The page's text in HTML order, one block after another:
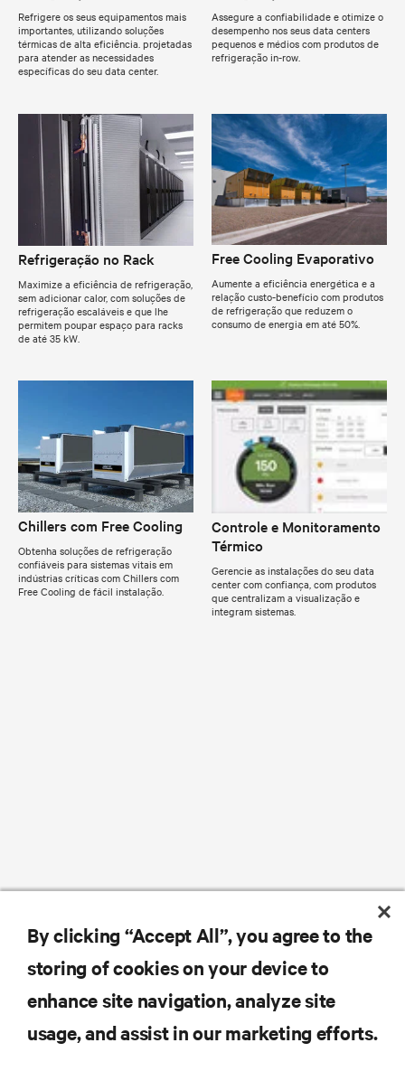
Refrigere os seus equipamentos mais
importantes, utilizando soluções
térmicas de alta eficiência. projetadas
para atender as necessidades
específicas do seu data center.
Assegure a confiabilidade e otimize o
desempenho nos seus data centers
pequenos e médios com produtos de
refrigeração in-row.
Refrigeração no Rack
Maximize a eficiência de refrigeração,
sem adicionar calor, com soluções de
refrigeração escaláveis e que lhe
permitem poupar espaço para racks
de até 35 kW.
Free Cooling Evaporativo
Aumente a eficiência energética e a
relação custo-benefício com produtos
de refrigeração que reduzem o
consumo de energia em até 50%.
Chillers com Free Cooling
Obtenha soluções de refrigeração
confiáveis para sistemas vitais em
indústrias críticas com Chillers com
Free Cooling de fácil instalação.
Controle e Monitoramento
Térmico
Gerencie as instalações do seu data
center com confiança, com produtos
que centralizam a visualização e
integram sistemas.
By clicking “Accept All”, you agree to the
storing of cookies on your device to
enhance site navigation, analyze site
usage, and assist in our marketing efforts.